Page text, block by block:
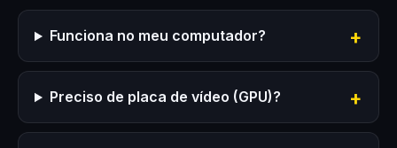
Funciona no meu computador?
Preciso de placa de vídeo (GPU)?